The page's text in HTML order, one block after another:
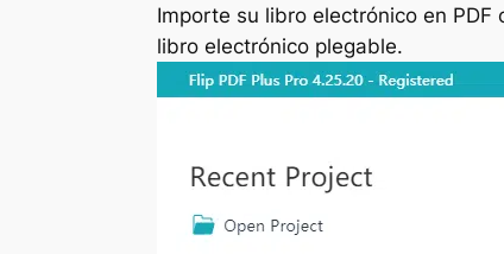
Importe su libro electrónico en
libro electrónico plegable.